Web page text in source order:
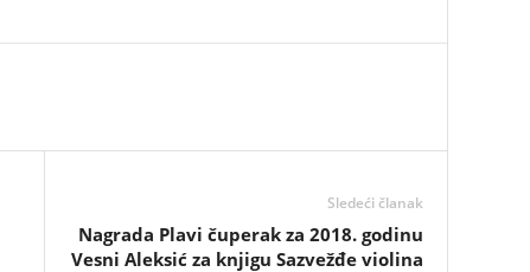
Sledeći članak
Nagrada Plavi čuperak za 2018. godinu
Vesni Aleksić za knjigu Sazvežđe violina